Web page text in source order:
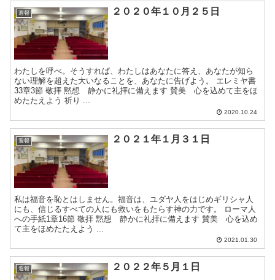
週報 ２０２０年１０月２５日
わたしを呼べ。そうすれば、わたしはあなたに答え、あなたが知ら
ない理解を超えた大いなることを、あなたに告げよう。 エレミヤ書
33章3節 敬拝 黙想 静かに礼拝に備えます 賛美 心を込めて主をほ
めたたえよう 祈り ...
2020.10.24
週報 ２０２１年１月３１日
私は福音を恥とはしません。福音は、ユダヤ人をはじめギリシャ人
にも、信じるすべての人にも救いをもたらす神の力です。 ローマ人
への手紙1章16節 敬拝 黙想 静かに礼拝に備えます 賛美 心を込め
て主をほめたたえよう ...
2021.01.30
週報 ２０２２年５月１日